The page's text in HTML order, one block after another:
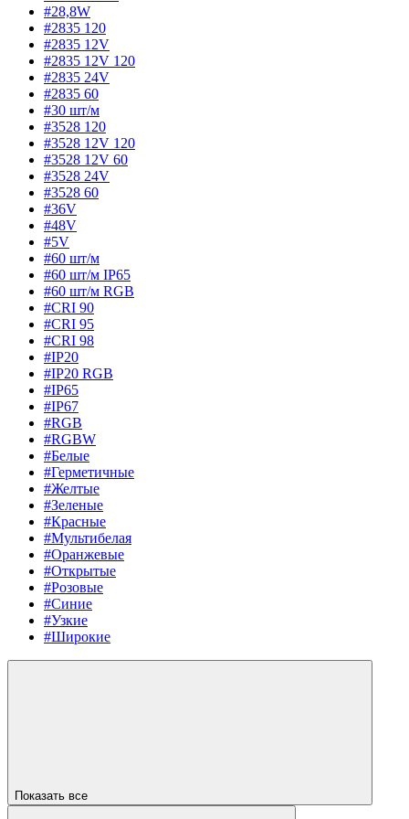
#28,8W
#2835 120
#2835 12V
#2835 12V 120
#2835 24V
#2835 60
#30 шт/м
#3528 120
#3528 12V 120
#3528 12V 60
#3528 24V
#3528 60
#36V
#48V
#5V
#60 шт/м
#60 шт/м IP65
#60 шт/м RGB
#CRI 90
#CRI 95
#CRI 98
#IP20
#IP20 RGB
#IP65
#IP67
#RGB
#RGBW
#Белые
#Герметичные
#Желтые
#Зеленые
#Красные
#Мультибелая
#Оранжевые
#Открытые
#Розовые
#Синие
#Узкие
#Широкие
Показать все